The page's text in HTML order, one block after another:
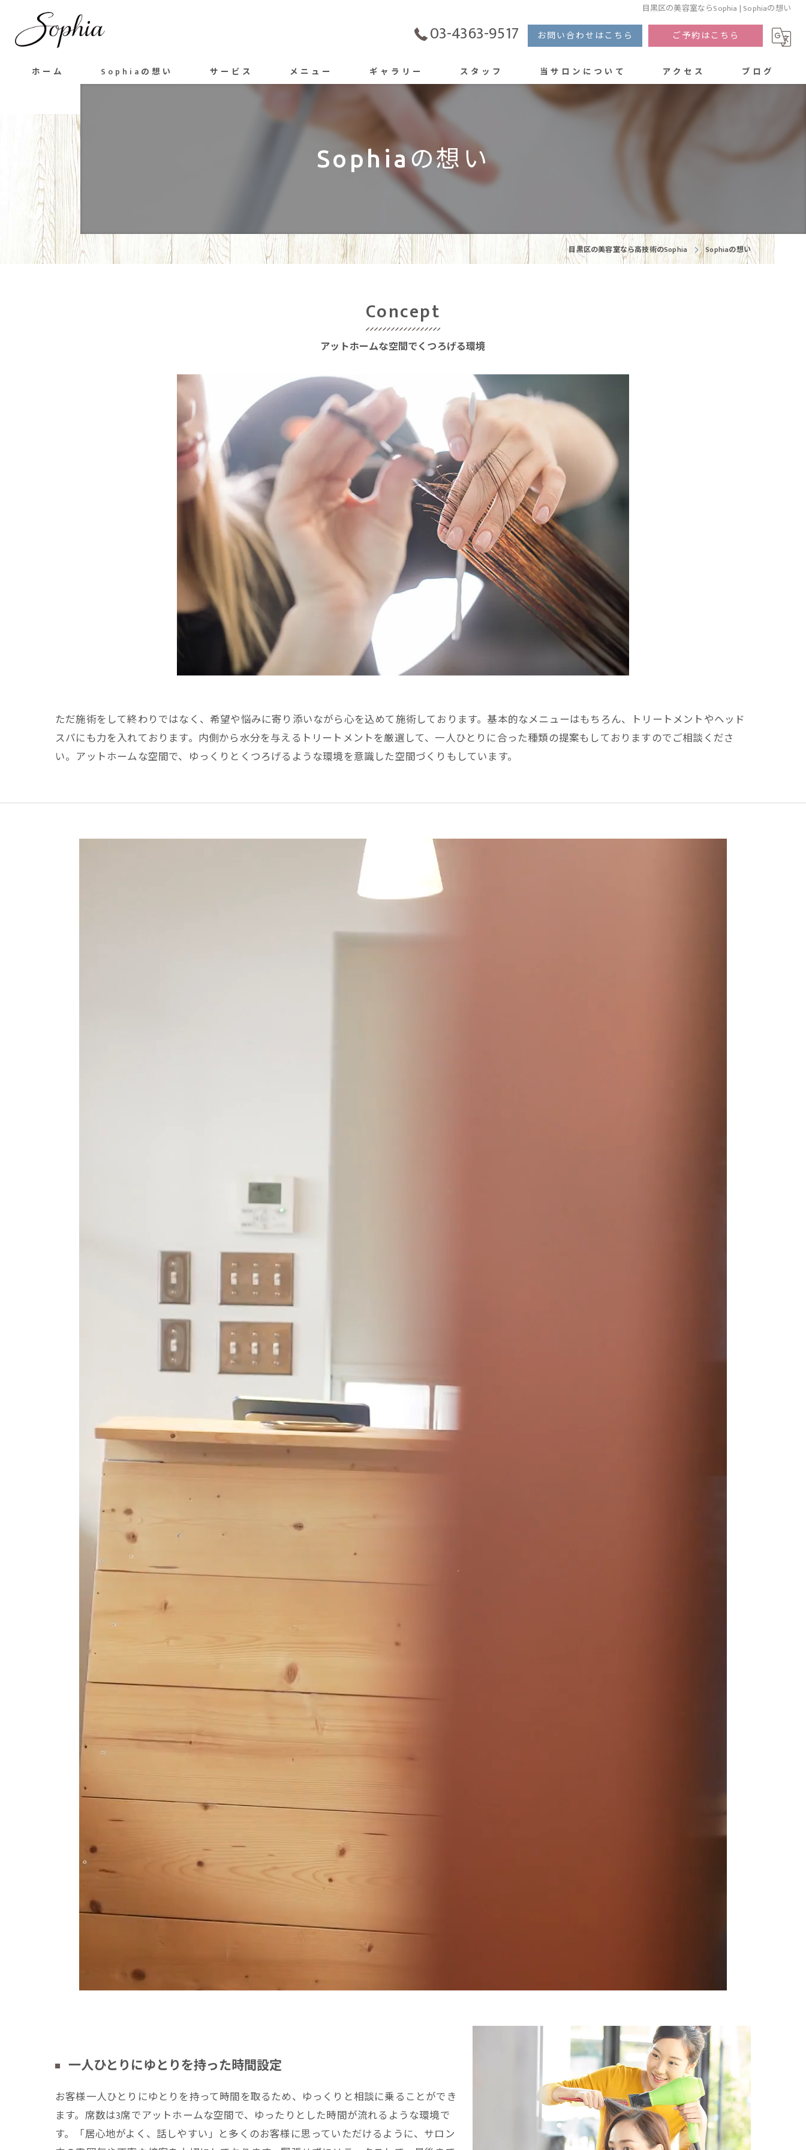
目黒区の美容室ならSophia | Sophiaの想い
03-4363-9517 お問い合わせはこちら ご予約はこちら
ホーム Sophiaの想い サービス メニュー ギャラリー スタッフ 当サロンについて
カット
アクセス ブログ
Sophiaの想い
目黒区の美容室なら高技術のSophia Sophiaの想い
アットホームな空間でくつろげる環境
Concept
ただ施術をして終わりではなく、希望や悩みに寄り添いながら心を込めて施術しております。基本的なメニューはもちろん、トリートメントやヘッド
スパにも力を入れております。内側から水分を与えるトリートメントを厳選して、一人ひとりに合った種類の提案もしておりますのでご相談くださ
い。アットホームな空間で、ゆっくりとくつろげるような環境を意識した空間づくりもしています。
一人ひとりにゆとりを持った時間設定
お客様一人ひとりにゆとりを持って時間を取るため、ゆっくりと相談に乗ることができ
ます。席数は3席でアットホームな空間で、ゆったりとした時間が流れるような環境で
す。「居心地がよく、話しやすい」と多くのお客様に思っていただけるように、サロン